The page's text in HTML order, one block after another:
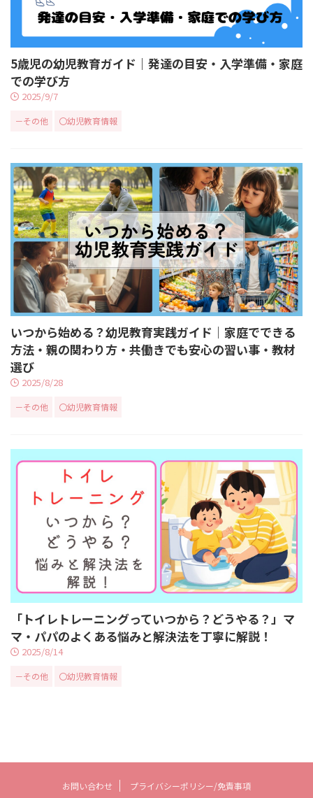
5歳児の幼児教育ガイド｜発達の目安・入学準備・家庭
での学び方
2025/9/7
－その他 〇幼児教育情報
いつから始める？幼児教育実践ガイド｜家庭でできる
方法・親の関わり方・共働きでも安心の習い事・教材
選び
2025/8/28
－その他 〇幼児教育情報
「トイレトレーニングっていつから？どうやる？」マ
マ・パパのよくある悩みと解決法を丁寧に解説！
2025/8/14
－その他 〇幼児教育情報
お問い合わせ プライバシーポリシー/免責事項